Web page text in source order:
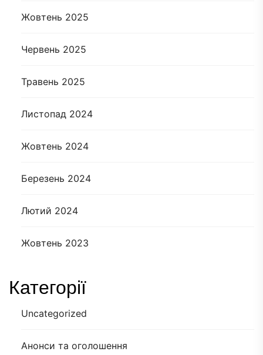
Жовтень 2025
Червень 2025
Травень 2025
Листопад 2024
Жовтень 2024
Березень 2024
Лютий 2024
Жовтень 2023
Категорії
Uncategorized
Анонси та оголошення